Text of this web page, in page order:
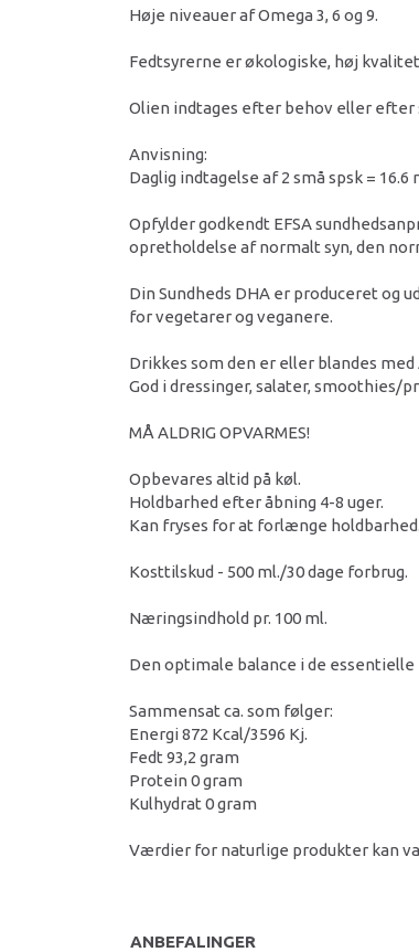
Høje niveauer af Omega 3, 6 og 9.
Fedtsyrerne er økologiske, høj
Olien indtages efter behov eller efter
Anvisning:
Daglig indtagelse af 2 små spsk = 16.6
Opfylder godkendt EFSA
opretholdelse af normalt syn, den
Din Sundheds DHA er produceret og
for vegetarer og veganere.
Drikkes som den er eller blandes med
God i dressinger, salater, smoothies/
MÅ ALDRIG OPVARMES!
Opbevares altid på køl.
Holdbarhed efter åbning 4-8 uger.
Kan fryses for at forlænge holdbarhed.
Kosttilskud - 500 ml./30 dage forbrug.
Næringsindhold pr. 100 ml.
Den optimale balance i de essentielle
Sammensat ca. som følger:
Energi 872 Kcal/3596 Kj.
Fedt 93,2 gram
Protein 0 gram
Kulhydrat 0 gram
Værdier for naturlige produkter kan
ANBEFALINGER